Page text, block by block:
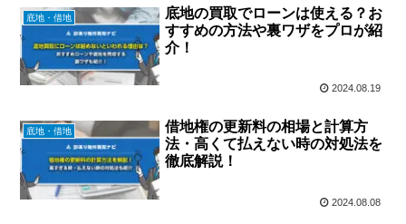
底地・借地
底地の買取でローンは使える？お
すすめの方法や裏ワザをプロが紹
介！
2024.08.19
底地・借地
借地権の更新料の相場と計算方
法・高くて払えない時の対処法を
徹底解説！
2024.08.08